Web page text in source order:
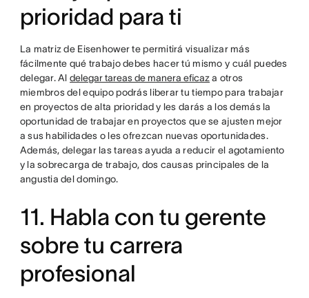
prioridad para ti
La matriz de Eisenhower te permitirá visualizar más
fácilmente qué trabajo debes hacer tú mismo y cuál puedes
delegar. Aldelegar tareas de manera eficaza otros
miembros del equipo podrás liberar tu tiempo para trabajar
en proyectos de alta prioridad y les darás a los demás la
oportunidad de trabajar en proyectos que se ajusten mejor
a sus habilidades o les ofrezcan nuevas oportunidades.
Además, delegar las tareas ayuda a reducir el agotamiento
y la sobrecarga de trabajo, dos causas principales de la
angustia del domingo.
11. Habla con tu gerente
sobre tu carrera
profesional